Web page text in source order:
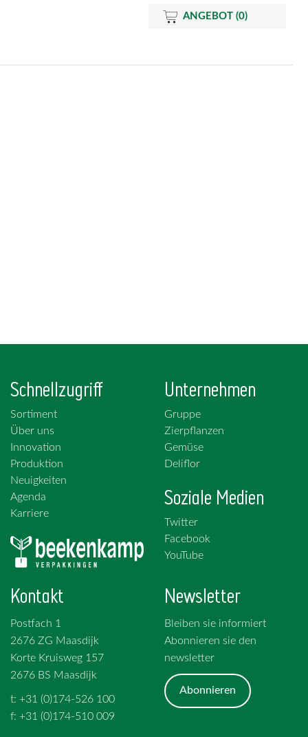
ANGEBOT (0)
Schnellzugriff
Sortiment
Über uns
Innovation
Produktion
Neuigkeiten
Agenda
Karriere
Unternehmen
Gruppe
Zierpflanzen
Gemüse
Deliflor
Soziale Medien
Twitter
Facebook
YouTube
Kontakt
Postfach 1
2676 ZG Maasdijk
Korte Kruisweg 157
2676 BS Maasdijk
t: +31 (0)174-526 100
f: +31 (0)174-510 009
Newsletter
Bleiben sie informiert
Abonnieren sie den
newsletter
Abonnieren